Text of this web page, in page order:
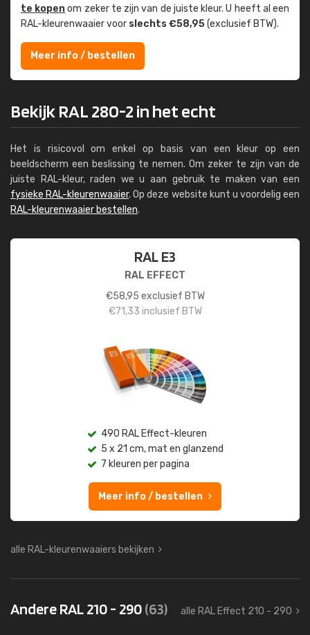
te kopenom zeker te zijn van de juiste kleur. U heeft al een
RAL-kleuren­waaier voor slechts €58,95(exclusief BTW).
Meer info / bestellen
Bekijk RAL 280-2 in het echt
Het is risicovol om enkel op basis van een kleur op een
beeldscherm een beslissing te nemen. Om zeker te zijn van de
juiste RAL-kleur, raden we u aan gebruik te maken van een
fysieke RAL-kleurenwaaier. Op deze website kunt u voordelig een
RAL-kleurenwaaier bestellen.
RAL E3
RAL EFFECT
€58,95 exclusief BTW
€71,33 inclusief BTW
490 RAL Effect-kleuren
5 x 21 cm, mat en glanzend
7 kleuren per pagina
Meer info / bestellen
alle RAL-kleurenwaaiers bekijken
Andere RAL 210 - 290(63) alle RAL Effect 210 - 290